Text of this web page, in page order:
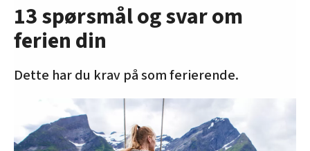
13 spørsmål og svar om
ferien din
Dette har du krav på som ferierende.